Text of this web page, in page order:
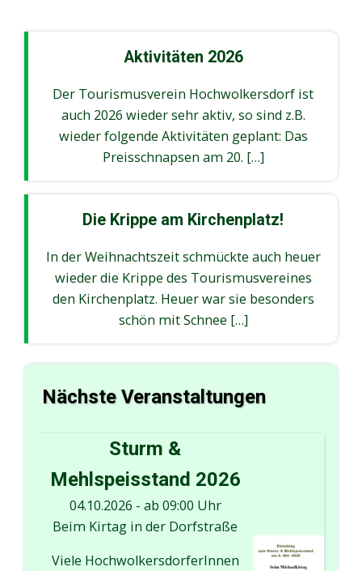
Aktivitäten 2026
Der Tourismusverein Hochwolkersdorf ist
auch 2026 wieder sehr aktiv, so sind z.B.
wieder folgende Aktivitäten geplant: Das
Preisschnapsen am 20. […]
Die Krippe am Kirchenplatz!
In der Weihnachtszeit schmückte auch heuer
wieder die Krippe des Tourismusvereines
den Kirchenplatz. Heuer war sie besonders
schön mit Schnee […]
Nächste Veranstaltungen
Sturm &
Mehlspeisstand 2026
04.10.2026 - ab 09:00 Uhr
Beim Kirtag in der Dorfstraße
Viele HochwolkersdorferInnen